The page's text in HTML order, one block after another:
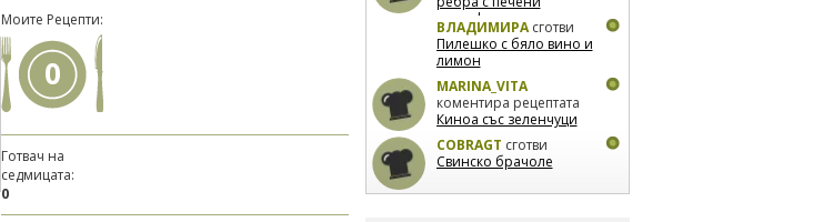
Моите Рецепти:
0
Готвач на
седмицата:
0
картофи
ВЛАДИМИРАсготви
Пилешко с бяло вино и
лимон
MARINA_VITA
коментира рецептата
Киноа със зеленчуци
COBRAGT сготви
Свинско брачоле